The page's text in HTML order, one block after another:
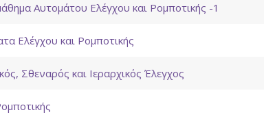
Αυτομάτου Ελέγχου και Ρομποτικής -1
Ελέγχου και Ρομποτικής
Σθεναρός και Ιεραρχικός Έλεγχος